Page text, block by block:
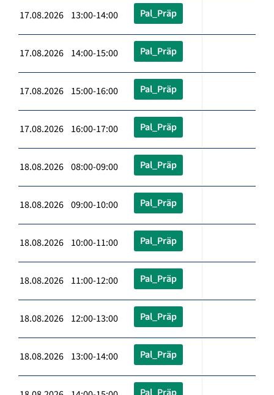
17.08.2026 13:00-14:00 Pal_Präp
17.08.2026 14:00-15:00 Pal_Präp
17.08.2026 15:00-16:00 Pal_Präp
17.08.2026 16:00-17:00 Pal_Präp
18.08.2026 08:00-09:00 Pal_Präp
18.08.2026 09:00-10:00 Pal_Präp
18.08.2026 10:00-11:00 Pal_Präp
18.08.2026 11:00-12:00 Pal_Präp
18.08.2026 12:00-13:00 Pal_Präp
18.08.2026 13:00-14:00 Pal_Präp